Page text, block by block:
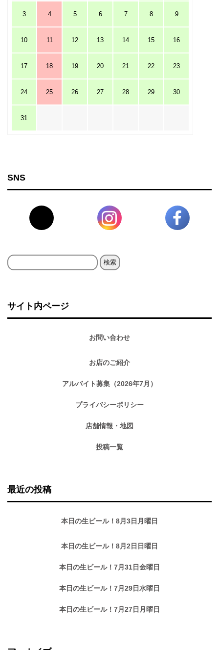
3 4 5 6 7 8 9
10 11 12 13 14 15 16
17 18 19 20 21 22 23
24 25 26 27 28 29 30
31
SNS
検
サイト内ページ
お問い合わせ
お店のご紹介
アルバイト募集（2026年7月）
プライバシーポリシー
店舗情報・地図
投稿一覧
最近の投稿
本日の生ビール！8月3日月曜日
本日の生ビール！8月2日日曜日
本日の生ビール！7月31日金曜日
本日の生ビール！7月29日水曜日
本日の生ビール！7月27日月曜日